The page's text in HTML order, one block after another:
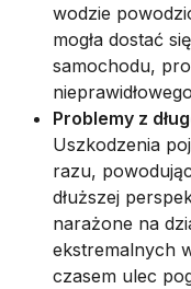
wodzie
mogła dostać
samochodu,
Problemy z
Uszkodzenia
razu,
dłuższej
narażone na
ekstremalnych
czasem ulec